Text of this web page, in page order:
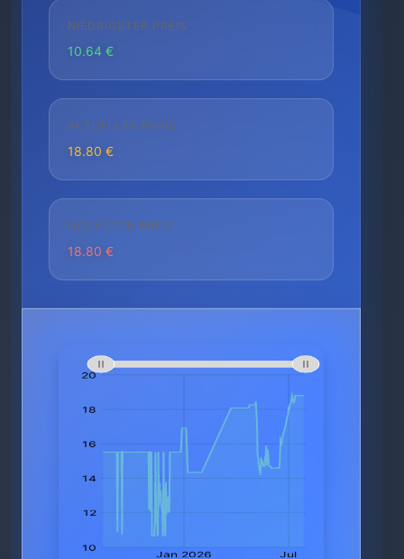
NIEDRIGSTER PREIS
10.64 €
AKTUELLER PREIS
18.80 €
HÖCHSTER PREIS
18.80 €